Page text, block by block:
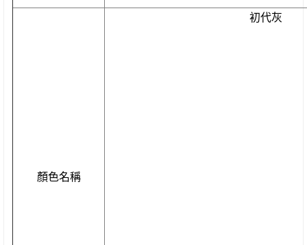
顏色名稱
初代灰